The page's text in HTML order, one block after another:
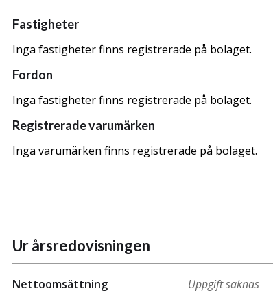
Fastigheter
Inga fastigheter finns registrerade på bolaget.
Fordon
Inga fastigheter finns registrerade på bolaget.
Registrerade varumärken
Inga varumärken finns registrerade på bolaget.
Ur årsredovisningen
Nettoomsättning
Uppgift saknas